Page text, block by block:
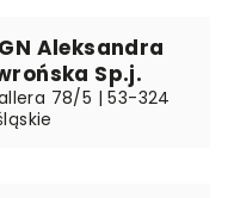
Aleksandra
Sp.j.
78/5 | 53-324